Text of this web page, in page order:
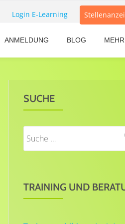
Login E-Learning
ANMELDUNG BLOG
SUCHE
TRAINING UND